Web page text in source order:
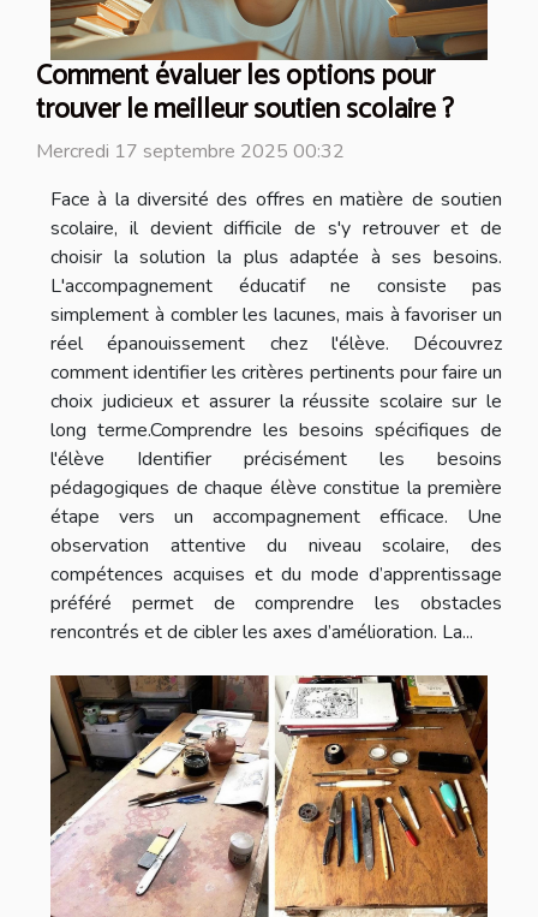
Comment évaluer les options pour
trouver le meilleur soutien scolaire ?
Mercredi 17 septembre 2025 00:32
Face à la diversité des offres en matière de soutien
scolaire, il devient difficile de s'y retrouver et de
choisir la solution la plus adaptée à ses besoins.
L'accompagnement éducatif ne consiste pas
simplement à combler les lacunes, mais à favoriser un
réel épanouissement chez l'élève. Découvrez
comment identifier les critères pertinents pour faire un
choix judicieux et assurer la réussite scolaire sur le
long terme.Comprendre les besoins spécifiques de
l'élève Identifier précisément les besoins
pédagogiques de chaque élève constitue la première
étape vers un accompagnement efficace. Une
observation attentive du niveau scolaire, des
compétences acquises et du mode d’apprentissage
préféré permet de comprendre les obstacles
rencontrés et de cibler les axes d’amélioration. La...